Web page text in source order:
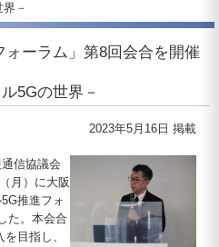
－
ォーラム」第8回会合を開催
5Gの世界－
2023年5月16日 掲載
信協議会
月）に大阪
推進フォ
た。本会合
目指し、